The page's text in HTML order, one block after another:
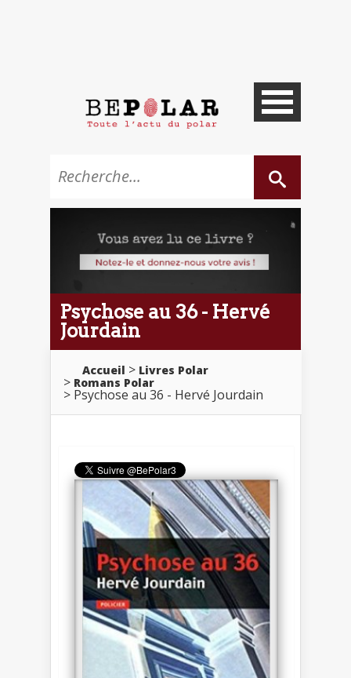
Psychose au 36 - Hervé
Jourdain
Accueil
Livres Polar
Romans Polar
Psychose au 36 - Hervé Jourdain